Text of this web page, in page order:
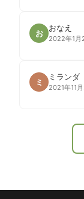
お
おなえ
2022年1月
ミ
ミランダ
2021年11